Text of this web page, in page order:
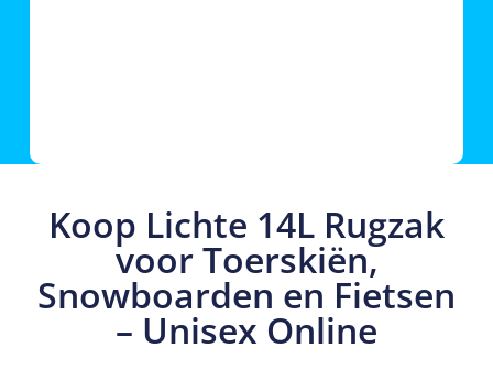
Koop Lichte 14L Rugzak
voor Toerskiën,
Snowboarden en Fietsen
– Unisex Online